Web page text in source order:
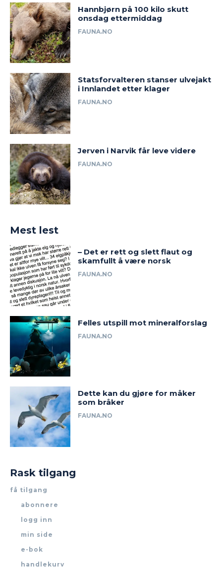
Hannbjørn på 100 kilo skutt
onsdag ettermiddag
FAUNA.NO
Statsforvalteren stanser ulvejakt
i Innlandet etter klager
FAUNA.NO
Jerven i Narvik får leve videre
FAUNA.NO
Mest lest
– Det er rett og slett flaut og
skamfullt å være norsk
FAUNA.NO
Felles utspill mot mineralforslag
FAUNA.NO
Dette kan du gjøre for måker
som bråker
FAUNA.NO
Rask tilgang
få tilgang
abonnere
logg inn
min side
e-bok
handlekurv